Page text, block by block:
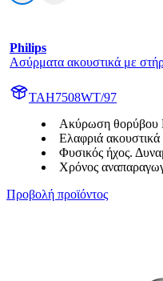
Philips
Ασύρματα ακουστικά με
TAH7508WT/97
Ακύρωση θορύβου
Ελαφριά
Φυσικός ήχος.
Χρόνος
Προβολή προϊόντος